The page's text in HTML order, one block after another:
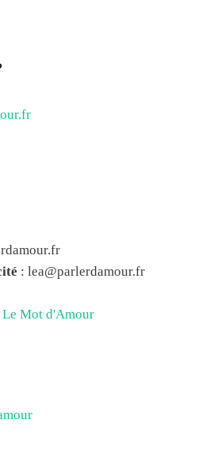
: lea@parlerdamour.fr
Le Mot d'Amour